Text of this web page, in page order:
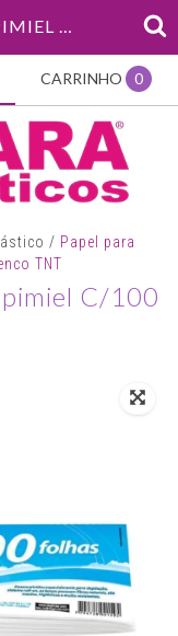
PAPEL PARA DEPILACAO DEPIMIEL C/100 LENCO TNT
CARRINHO 0
/ Papel para
TNT
C/100